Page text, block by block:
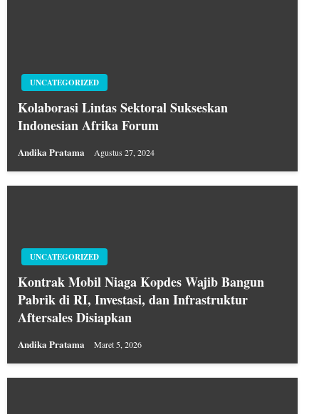
UNCATEGORIZED
Kolaborasi Lintas Sektoral Sukseskan
Indonesian Afrika Forum
Andika Pratama Agustus 27, 2024
UNCATEGORIZED
Kontrak Mobil Niaga Kopdes Wajib Bangun
Pabrik di RI, Investasi, dan Infrastruktur
Aftersales Disiapkan
Andika Pratama Maret 5, 2026